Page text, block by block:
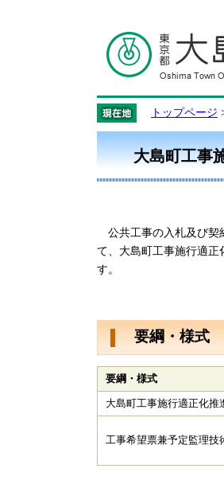
トップページ
大島町工事
公共工事の入札及び契
て、大島町工事施行適正
す。
要綱・様式
要綱・様式
大島町工事施行適正化推
工事希望票兼予定監理技